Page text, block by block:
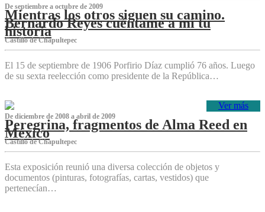
De septiembre a octubre de 2009
Mientras los otros siguen su camino.
Bernardo Reyes cuéntame a mí tu
historia
Castillo de Chapultepec
El 15 de septiembre de 1906 Porfirio Díaz cumplió 76 años. Luego
de su sexta reelección como presidente de la República…
Ver más
De diciembre de 2008 a abril de 2009
Peregrina, fragmentos de Alma Reed en
México
Castillo de Chapultepec
Esta exposición reunió una diversa colección de objetos y
documentos (pinturas, fotografías, cartas, vestidos) que
pertenecían…